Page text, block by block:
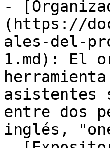
-
(https://
ales-del-
1.md): El
asistentes
entre dos
inglés,